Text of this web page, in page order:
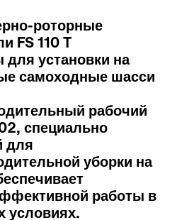
роторные
FS 110 T
установки на
самоходные шасси
рабочий
специально
для
уборки на
работы в
условиях.